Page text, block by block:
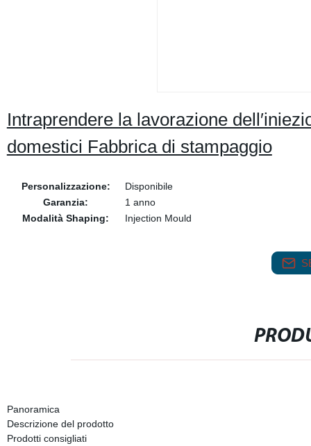
Intraprendere la lavorazione
domestici Fabbrica di stampaggio
Personalizzazione:
Disponibile
Garanzia:
1 anno
Modalità Shaping:
Injection Mould
Panoramica
Descrizione del prodotto
Prodotti consigliati